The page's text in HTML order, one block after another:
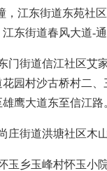
江东街道东苑社
江东街道春风大
门街道信江社区艾
园村沙古桥村二
鹰大道东至信江路
庄街道洪塘社区木
玉乡玉峰村怀玉小